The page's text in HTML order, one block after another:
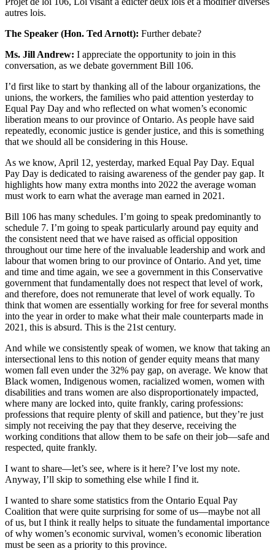
autres lois.
The Speaker (Hon. Ted Arnott): Further debate?
Ms. Jill Andrew: I appreciate the opportunity to join in this
conversation, as we debate government Bill 106.
I’d first like to start by thanking all of the labour organizations, the
unions, the workers, the families who paid attention yesterday to
Equal Pay Day and who reflected on what women’s economic
liberation means to our province of Ontario. As people have said
repeatedly, economic justice is gender justice, and this is something
that we should all be considering in this House.
As we know, April 12, yesterday, marked Equal Pay Day. Equal
Pay Day is dedicated to raising awareness of the gender pay gap. It
highlights how many extra months into 2022 the average woman
must work to earn what the average man earned in 2021.
Bill 106 has many schedules. I’m going to speak predominantly to
schedule 7. I’m going to speak particularly around pay equity and
the consistent need that we have raised as official opposition
throughout our time here of the invaluable leadership and work and
labour that women bring to our province of Ontario. And yet, time
and time and time again, we see a government in this Conservative
government that fundamentally does not respect that level of work,
and therefore, does not remunerate that level of work equally. To
think that women are essentially working for free for several months
into the year in order to make what their male counterparts made in
2021, this is absurd. This is the 21st century.
And while we consistently speak of women, we know that taking an
intersectional lens to this notion of gender equity means that many
women fall even under the 32% pay gap, on average. We know that
Black women, Indigenous women, racialized women, women with
disabilities and trans women are also disproportionately impacted,
where many are locked into, quite frankly, caring professions:
professions that require plenty of skill and patience, but they’re just
simply not receiving the pay that they deserve, receiving the
working conditions that allow them to be safe on their job—safe and
respected, quite frankly.
I want to share—let’s see, where is it here? I’ve lost my note.
Anyway, I’ll skip to something else while I find it.
I wanted to share some statistics from the Ontario Equal Pay
Coalition that were quite surprising for some of us—maybe not all
of us, but I think it really helps to situate the fundamental importance
of why women’s economic survival, women’s economic liberation
must be seen as a priority to this province.